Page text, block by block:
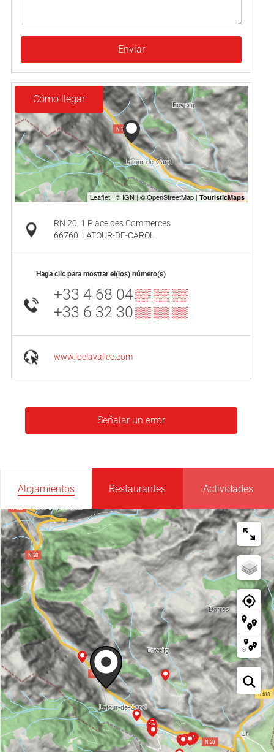
Enviar
Cómo llegar
RN 20, 1 Place des Commerces
66760 LATOUR-DE-CAROL
Haga clic para mostrar el(los) número(s)
+33 4 68 04▒▒ ▒▒ ▒▒
+33 6 32 30▒▒ ▒▒ ▒▒
www.loclavallee.com
Señalar un error
Alojamientos Restaurantes Actividades